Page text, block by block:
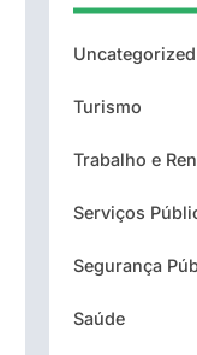
Uncategorized
Turismo
Trabalho e
Serviços
Segurança
Saúde